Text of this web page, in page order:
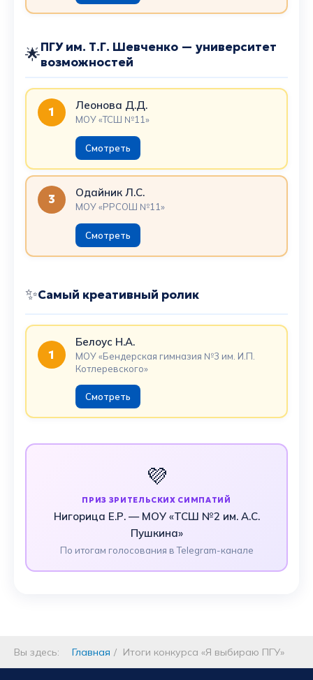
🌟ПГУ им. Т.Г. Шевченко — университет
возможностей
1 Леонова Д.Д.
МОУ «ТСШ №11»
Смотреть
3 Одайник Л.С.
МОУ «РРСОШ №11»
Смотреть
✨Самый креативный ролик
1
Белоус Н.А.
МОУ «Бендерская гимназия №3 им. И.П.
Котлеревского»
Смотреть
💜
ПРИЗ ЗРИТЕЛЬСКИХ СИМПАТИЙ
Нигорица Е.Р. — МОУ «ТСШ №2 им. А.С.
Пушкина»
По итогам голосования в Telegram-канале
Вы здесь: Главная Итоги конкурса «Я выбираю ПГУ»